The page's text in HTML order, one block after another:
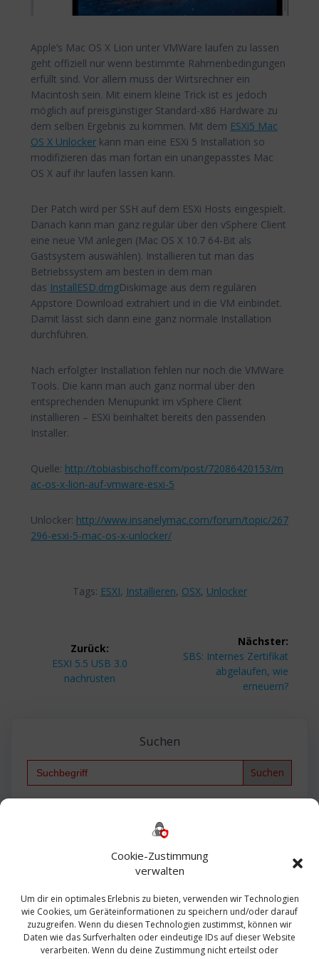
Cookie-Zustimmung
verwalten
Um dir ein optimales Erlebnis zu bieten, verwenden wir Technologien
wie Cookies, um Geräteinformationen zu speichern und/oder darauf
zuzugreifen. Wenn du diesen Technologien zustimmst, können wir
Daten wie das Surfverhalten oder eindeutige IDs auf dieser Website
verarbeiten. Wenn du deine Zustimmung nicht erteilst oder
Apple’s Mac OS X Lion unter VMWare laufen zu lassen
geht offiziell nur wenn bestimmte Rahmenbedingungen
erfüllt sind. Vor allem muss der Wirtsrechner ein
Macintosh sein. Mit einem kleine Trick ist es jedoch
möglich auf preisgünstiger Standard-x86 Hardware zu
dem selben Ergebnis zu kommen. Mit dem ESXi5 Mac
OS X Unlocker kann man eine ESXi 5 Installation so
modifizieren das man fortan ein unangepasstes Mac
OS X auf ihr laufen lassen kann.
Der Patch wird per SSH auf dem ESXi Hosts eingespielt.
Danach kann man ganz regulär über den vSphere Client
eine neue VM anlegen (Mac OS X 10.7 64-Bit als
Gastsystem auswählen). Installieren tut man das
Betriebssystem am besten in dem man
das InstallESD.dmgDiskimage aus dem regulären
Appstore Download extrahiert und in die VM einbindet.
Damit lässt sich dann eine ganz normale Installation
durchführen.
Nach erfolgter Installation fehlen nur noch die VMWare
Tools. Die kann man auch ganz normal über den
entsprechenden Menüpunkt im vSphere Client
installieren – ESXi beinhaltet bereits den passenden
Installer.
Quelle: http://tobiasbischoff.com/post/72086420153/m
ac-os-x-lion-auf-vmware-esxi-5
Unlocker: http://www.insanelymac.com/forum/topic/267
296-esxi-5-mac-os-x-unlocker/
Tags: ESXI, Installieren, OSX, Unlocker
Zurück:
Vorheriger
Beitrag:
ESXI 5.5 USB 3.0
nachrüsten
Nächster:
Nächster
Beitrag:
SBS: Internes Zertifikat
abgelaufen, wie
erneuern?
Suchen
Search
Bautagebuch
Exchange firewall Fritzbox
Microsoft
Sanierung SBS Security Server Sicherheit
Sicherung SIEM Sophos SSL Ubuntu
Update Upgrade UTM VCenter VCSA Veeam